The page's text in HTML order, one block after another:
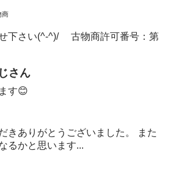
商
下さい(^-^)/ 古物商許可番号：第
さん
す😊
きありがとうございました。 また
るかと思います...